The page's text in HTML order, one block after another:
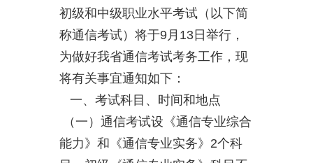
初级和中级职业水平考试（以下简
称通信考试）将于9月13日举行，
为做好我省通信考试考务工作，现
将有关事宜通知如下：
一、考试科目、时间和地点
（一）通信考试设《通信专业综合
能力》和《通信专业实务》2个科